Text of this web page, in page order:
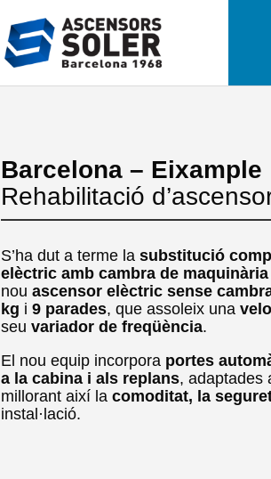
Barcelona – Eixample
Rehabilitació
S’ha dut a terme lasubstitució
elèctric amb cambra de maquinària
nouascensor elèctric sense
kg i9 parades, que assoleix una
seuvariador de freqüència.
El nou equip incorpora portes
a la cabina i als replans, adaptades
millorant així lacomoditat, la
instal·lació.